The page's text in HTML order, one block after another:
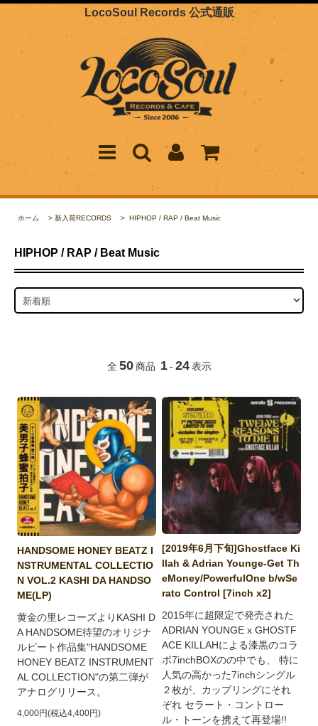
LocoSoul Records 公式通販
ホーム > 新入荷RECORDS > HIPHOP / RAP / Beat Music
HIPHOP / RAP / Beat Music
全 50 商品 1 - 24 表示
HANDSOME HONEY BEATZ I
NSTRUMENTAL COLLECTIO
N VOL.2 KASHI DA HANDSO
ME(LP)
黄金の里レコーズよりKASHI D
A HANDSOME待望のオリジナ
ルビート作品集"HANDSOME
HONEY BEATZ INSTRUMENT
AL COLLECTION"の第二弾が
アナログリリース。
4,000円(税込4,400円)
[2019年6月下旬]Ghostface Ki
llah & Adrian Younge-Get Th
eMoney/PowerfulOne b/wSe
rato Control [7inch x2]
2015年に超限定で発売された
ADRIAN YOUNGE x GHOSTF
ACE KILLAHによる漆黒のコラ
ボ7inchBOXのの中でも、 特に
人気の高かった7inchシングル
２枚が、カップリングにそれ
ぞれ セラート・コントロー
ル・トーンを携えて再登場!!